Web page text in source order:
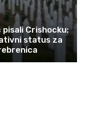
pisali Crishocku:
status za